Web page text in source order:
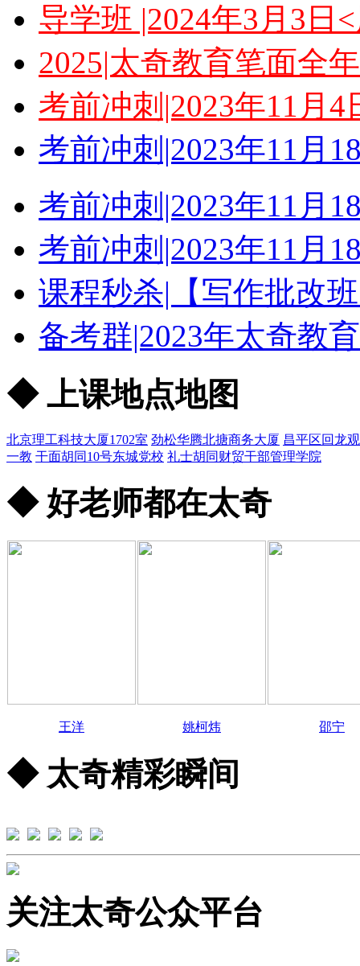
导学班 |2024年3月3日
2025|太奇教育笔面全
考前冲刺|2023年11月
考前冲刺|2023年11月
考前冲刺|2023年11月
考前冲刺|2023年11月
课程秒杀|【写作批改
备考群|2023年太奇教
◆ 上课地点地图
北京理工科技大厦1702室 劲松华腾北搪商务大厦 昌平区回龙
一教 干面胡同10号东城党校 礼士胡同财贸干部管理学院
◆ 好老师都在太奇
王洋 姚柯炜 邵宁
◆ 太奇精彩瞬间
关注太奇公众平台